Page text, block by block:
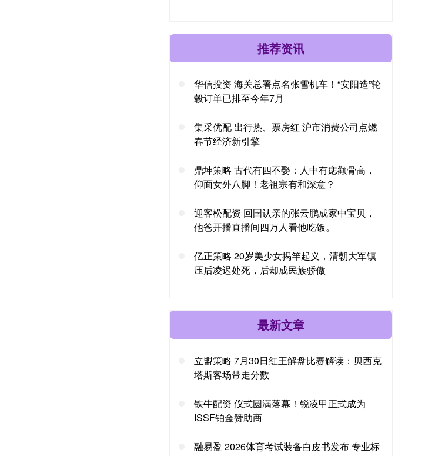
推荐资讯
华信投资 海关总署点名张雪机车！“安阳造”轮
毂订单已排至今年7月
集采优配 出行热、票房红 沪市消费公司点燃
春节经济新引擎
鼎坤策略 古代有四不娶：人中有痣颧骨高，
仰面女外八脚！老祖宗有和深意？
迎客松配资 回国认亲的张云鹏成家中宝贝，
他爸开播直播间四万人看他吃饭。
亿正策略 20岁美少女揭竿起义，清朝大军镇
压后凌迟处死，后却成民族骄傲
最新文章
立盟策略 7月30日红王解盘比赛解读：贝西克
塔斯客场带走分数
铁牛配资 仪式圆满落幕！锐凌甲正式成为
ISSF铂金赞助商
融易盈 2026体育考试装备白皮书发布 专业标